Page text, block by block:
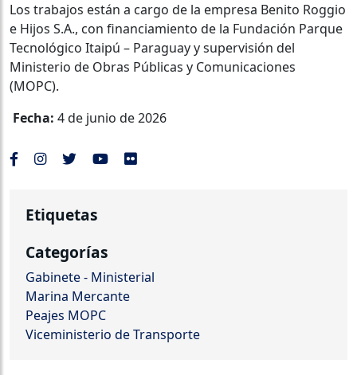
Los trabajos están a cargo de la empresa Benito Roggio
e Hijos S.A., con financiamiento de la Fundación Parque
Tecnológico Itaipú – Paraguay y supervisión del
Ministerio de Obras Públicas y Comunicaciones
(MOPC).
Fecha: 4 de junio de 2026
Etiquetas
Categorías
Gabinete - Ministerial
Marina Mercante
Peajes MOPC
Viceministerio de Transporte